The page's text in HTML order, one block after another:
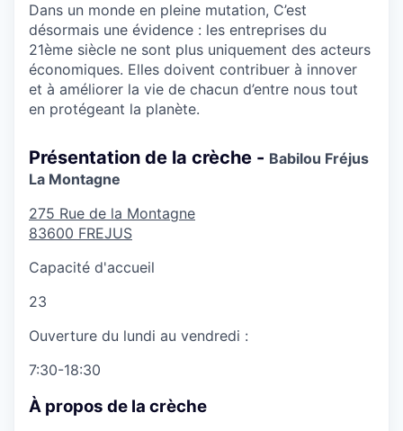
Dans un monde en pleine mutation, C’est
désormais une évidence : les entreprises du
21ème siècle ne sont plus uniquement des acteurs
économiques. Elles doivent contribuer à innover
et à améliorer la vie de chacun d’entre nous tout
en protégeant la planète.
Présentation de la crèche - Babilou Fréjus
La Montagne
275 Rue de la Montagne
83600 FREJUS
Capacité d'accueil
23
Ouverture du lundi au vendredi :
7:30-18:30
À propos de la crèche